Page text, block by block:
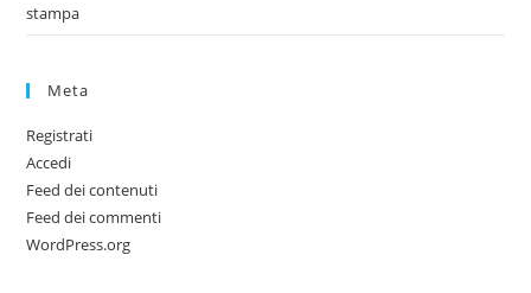
stampa
Meta
Registrati
Accedi
Feed dei contenuti
Feed dei commenti
WordPress.org